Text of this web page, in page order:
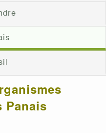
Panais